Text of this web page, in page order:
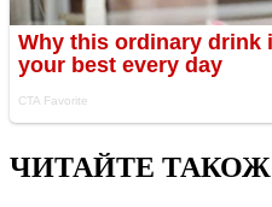
ЧИТАЙТЕ ТАКОЖ